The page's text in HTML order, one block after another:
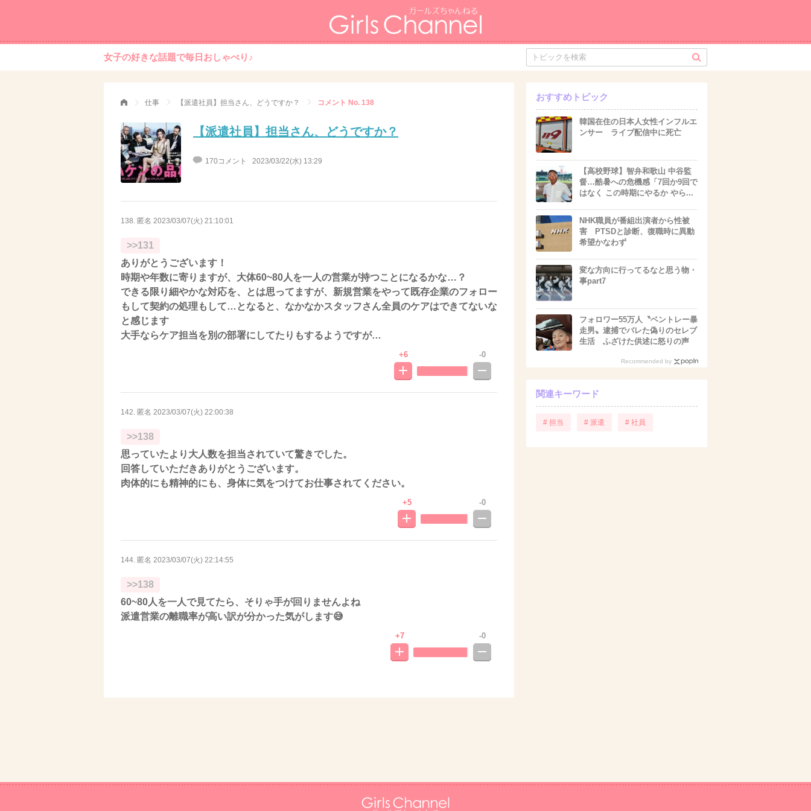
女子の好きな話題で毎日おしゃべり♪
仕事 【派遣社員】担当さん、どうですか？ コメント No. 138
【派遣社員】担当さん、どうですか？
170コメント 2023/03/22(水) 13:29
138. 匿名 2023/03/07(火) 21:10:01
>>131
ありがとうございます！
時期や年数に寄りますが、大体60~80人を一人の営業が持つことになるかな…？
できる限り細やかな対応を、とは思ってますが、新規営業をやって既存企業のフォロー
もして契約の処理もして…となると、なかなかスタッフさん全員のケアはできてないな
と感じます
大手ならケア担当を別の部署にしてたりもするようですが…
+6 -0
142. 匿名 2023/03/07(火) 22:00:38
>>138
思っていたより大人数を担当されていて驚きでした。
回答していただきありがとうございます。
肉体的にも精神的にも、身体に気をつけてお仕事されてください。
+5 -0
144. 匿名 2023/03/07(火) 22:14:55
>>138
60~80人を一人で見てたら、そりゃ手が回りませんよね
派遣営業の離職率が高い訳が分かった気がします😅
+7 -0
おすすめトピック
韓国在住の日本人女性インフルエ
ンサー ライブ配信中に死亡
【高校野球】智弁和歌山 中谷監
督…酷暑への危機感「7回か9回で
はなく この時期にやるか やら...
NHK職員が番組出演者から性被
害 PTSDと診断、復職時に異動
希望かなわず
変な方向に行ってるなと思う物・
事part7
フォロワー55万人〝ベントレー暴
走男〟逮捕でバレた偽りのセレブ
生活 ふざけた供述に怒りの声
Recommended by
関連キーワード
# 担当 # 派遣 # 社員